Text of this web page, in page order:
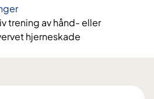
trening av hånd- eller
hjerneskade